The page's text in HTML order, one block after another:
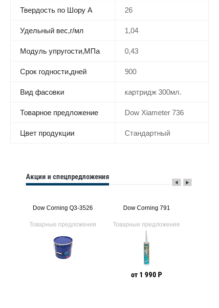
Твердость по Шору А 26
Удельный вес,г/мл 1,04
Модуль упругости,МПа 0,43
Срок годности,дней 900
Вид фасовки картридж 300мл.
Товарное предложение Dow Xiameter 736
Цвет продукции Стандартный
Акции и спецпредложения
Dow Corning Q3-3526
Товарные предложения
Dow Corning 791
Товарные предложения
от 1 990 Р